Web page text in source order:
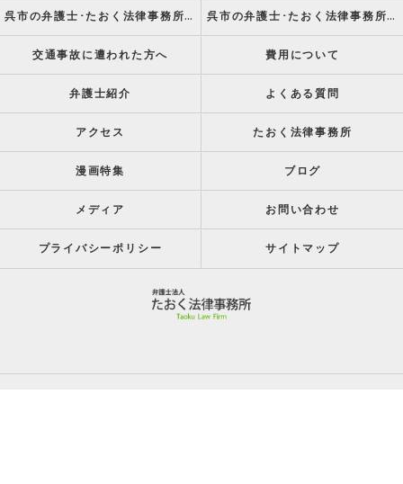
呉市の弁護士･たおく法律事務所の特徴 呉市の弁護士･たおく法律事務所の方針
交通事故に遭われた方へ 費用について
弁護士紹介 よくある質問
アクセス たおく法律事務所
漫画特集 ブログ
メディア お問い合わせ
プライバシーポリシー サイトマップ